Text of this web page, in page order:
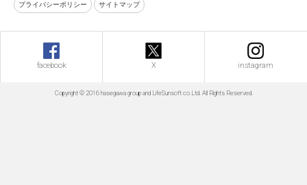
プライバシーポリシー サイトマップ
facebook X instagram
Copyright © 2016 hasegawa group and LifeSunsoft co.Ltd. All Rights Reserved.